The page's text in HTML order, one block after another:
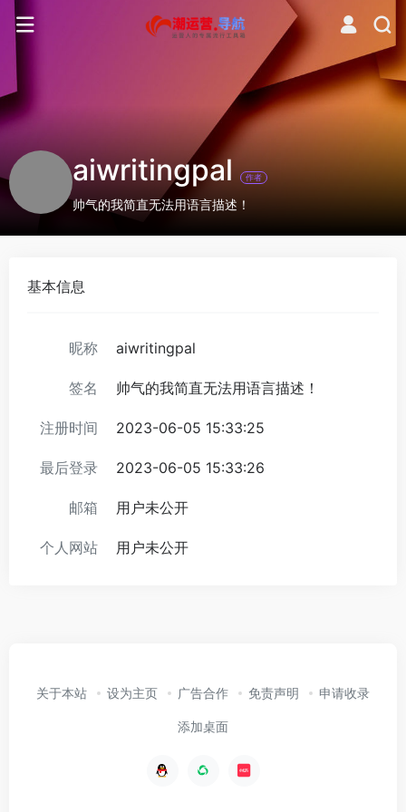
aiwritingpal 作者
帅气的我简直无法用语言描述！
基本信息
昵称 aiwritingpal
签名 帅气的我简直无法用语言描述！
注册时间 2023-06-05 15:33:25
最后登录 2023-06-05 15:33:26
邮箱 用户未公开
个人网站 用户未公开
关于本站 设为主页 广告合作 免责声明 申请收录
添加桌面